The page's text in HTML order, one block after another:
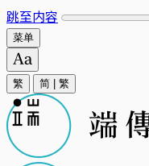
跳至内容
菜单
繁 简 繁